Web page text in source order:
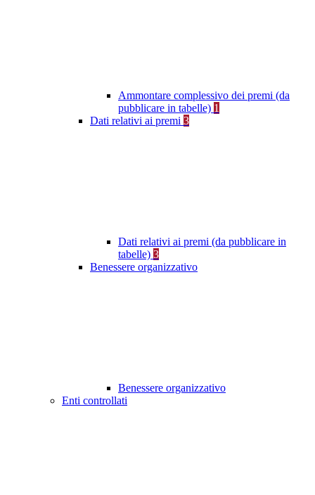
Ammontare complessivo dei premi (da
pubblicare in tabelle) 1
Dati relativi ai premi 3
Dati relativi ai premi (da pubblicare in
tabelle) 3
Benessere organizzativo
Benessere organizzativo
Enti controllati